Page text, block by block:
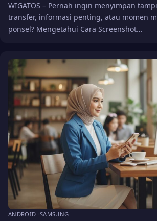
WIGATOS – Pernah ingin menyimpan
transfer, informasi penting, atau momen
ponsel? Mengetahui Cara Screenshot…
ANDROID SAMSUNG